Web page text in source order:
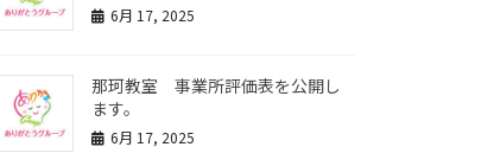
6月 17, 2025
那珂教室 事業所評価表を公開し
ます。
6月 17, 2025